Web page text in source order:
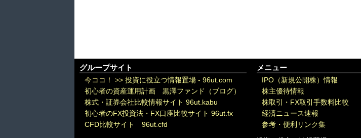
グループサイト
今ココ！ >> 投資に役立つ情報置場 - 96ut.com
初心者の資産運用計画 黒澤ファンド（ブログ）
株式・証券会社比較情報サイト 96ut.kabu
初心者のFX投資法・FX口座比較サイト 96ut.fx
CFD比較サイト 96ut.cfd
メニュー
IPO（新規公開株）情報
株主優待情報
株取引・FX取引手数料比較
経済ニュース速報
参考・便利リンク集